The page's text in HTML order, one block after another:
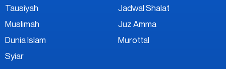
Tausiyah
Muslimah
Dunia Islam
Syiar
Jadwal Shalat
Juz Amma
Murottal